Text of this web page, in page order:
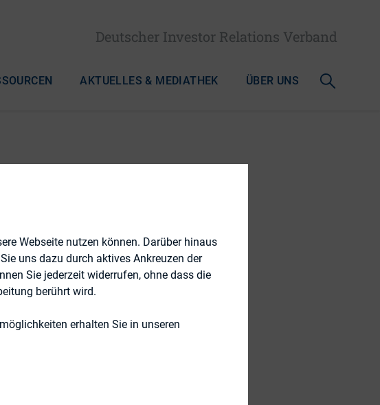
Deutscher Investor Relations Verband
AKTUELLES & MEDIATHEK ÜBER UNS
Mal in UK
Webseite nutzen können. Darüber hinaus
uns dazu durch aktives Ankreuzen der
Sie jederzeit widerrufen, ohne dass die
berührt wird.
erhalten Sie in unseren